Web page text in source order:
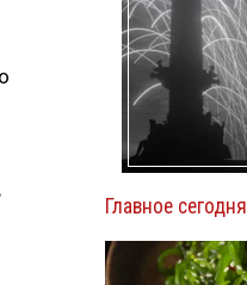
Главное сегодня